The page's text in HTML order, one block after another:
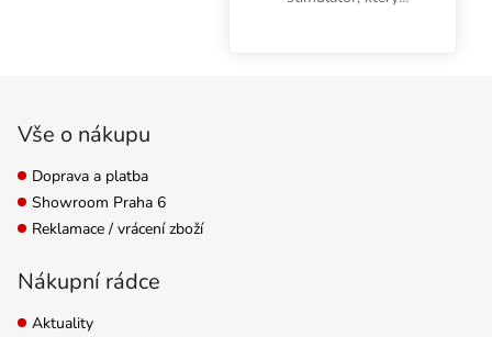
Vše o nákupu
Doprava a platba
Showroom Praha 6
Reklamace / vrácení zboží
Nákupní rádce
Aktuality